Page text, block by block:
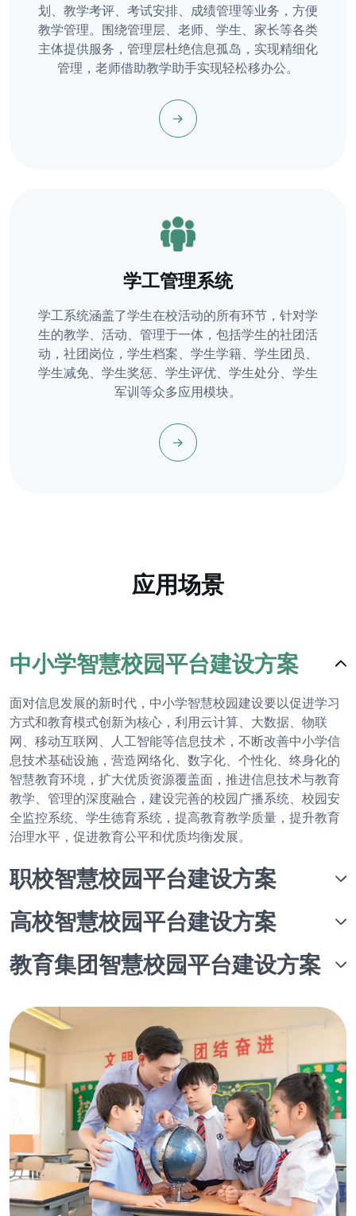
划、教学考评、考试安排、成绩管理等业务，方便
教学管理。围绕管理层、老师、学生、家长等各类
主体提供服务，管理层杜绝信息孤岛，实现精细化
管理，老师借助教学助手实现轻松移办公。
学工管理系统
学工系统涵盖了学生在校活动的所有环节，针对学
生的教学、活动、管理于一体，包括学生的社团活
动，社团岗位，学生档案、学生学籍、学生团员、
学生减免、学生奖惩、学生评优、学生处分、学生
军训等众多应用模块。
应用场景
中小学智慧校园平台建设方案
面对信息发展的新时代，中小学智慧校园建设要以促进学习
方式和教育模式创新为核心，利用云计算、大数据、物联
网、移动互联网、人工智能等信息技术，不断改善中小学信
息技术基础设施，营造网络化、数字化、个性化、终身化的
智慧教育环境，扩大优质资源覆盖面，推进信息技术与教育
教学、管理的深度融合，建设完善的校园广播系统、校园安
全监控系统、学生德育系统，提高教育教学质量，提升教育
治理水平，促进教育公平和优质均衡发展。
职校智慧校园平台建设方案
高校智慧校园平台建设方案
教育集团智慧校园平台建设方案